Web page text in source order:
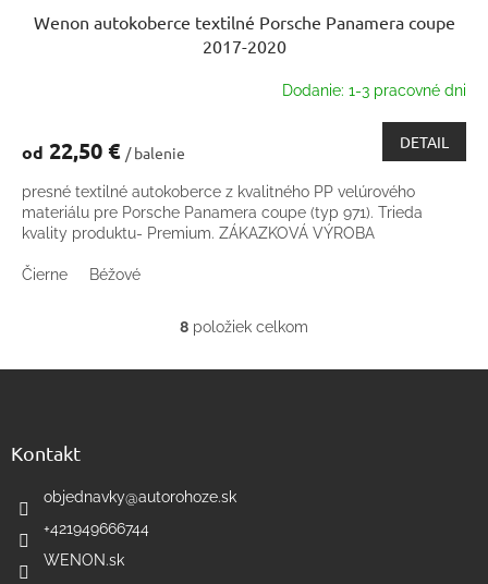
Wenon autokoberce textilné Porsche Panamera coupe
2017-2020
Dodanie: 1-3 pracovné dni
od 22,50 € / balenie
DETAIL
presné textilné autokoberce z kvalitného PP velúrového
materiálu pre Porsche Panamera coupe (typ 971). Trieda
kvality produktu- Premium. ZÁKAZKOVÁ VÝROBA
Čierne Béžové
O
8 položiek celkom
Kontakt
objednavky@autorohoze.sk
+421949666744
WENON.sk